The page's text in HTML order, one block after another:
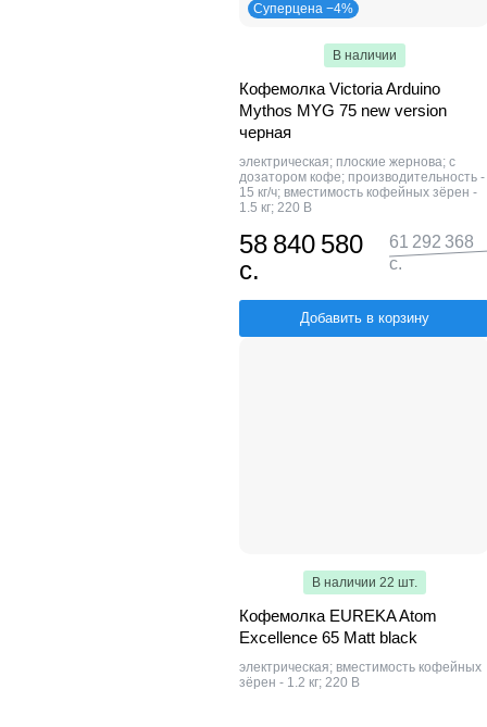
Суперцена −4%
В наличии
Кофемолка Victoria Arduino
Mythos MYG 75 new version
черная
электрическая; плоские жернова; с
дозатором кофе; производительность -
15 кг/ч; вместимость кофейных зёрен -
1.5 кг; 220 В
58 840 580
с.
61 292 368
с.
Добавить в корзину
В наличии 22 шт.
Кофемолка EUREKA Atom
Excellence 65 Matt black
электрическая; вместимость кофейных
зёрен - 1.2 кг; 220 В